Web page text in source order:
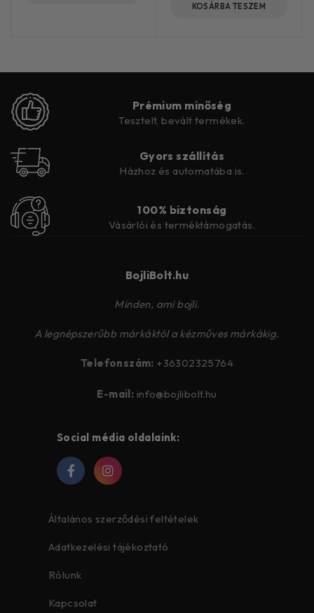
KOSÁRBA TESZEM
Prémium minőség
Tesztelt, bevált termékek.
Gyors szállítás
Házhoz és automatába is.
100% biztonság
Vásárlói és terméktámogatás.
BojliBolt.hu
Minden, ami bojli.
A legnépszerűbb márkáktól a kézműves márkákig.
Telefonszám: +36302325764
E-mail: info@bojlibolt.hu
Social média oldalaink:
Általános szerződési feltételek
Adatkezelési tájékoztató
Rólunk
Kapcsolat